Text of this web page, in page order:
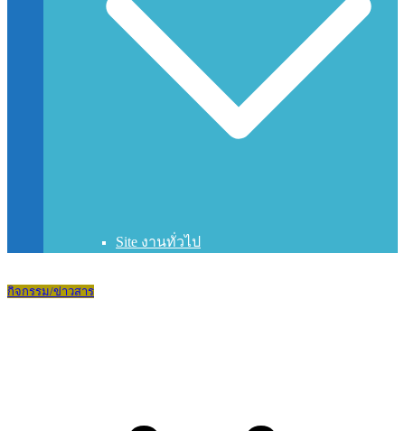
Site งานทั่วไป
กิจกรรม/ข่าวสาร